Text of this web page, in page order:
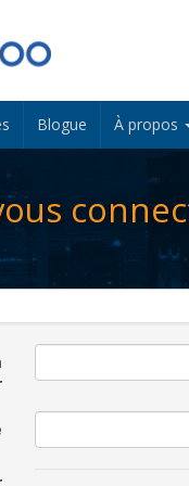
Blogue À propos